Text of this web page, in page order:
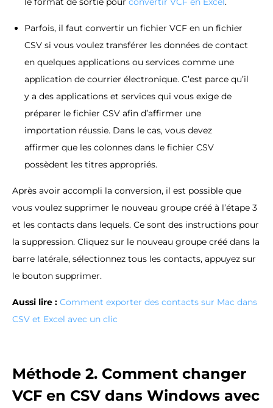
Parfois, il faut convertir un fichier VCF en un fichier
CSV si vous voulez transférer les données de contact
en quelques applications ou services comme une
application de courrier électronique. C’est parce qu’il
y a des applications et services qui vous exige de
préparer le fichier CSV afin d’affirmer une
importation réussie. Dans le cas, vous devez
affirmer que les colonnes dans le fichier CSV
possèdent les titres appropriés.
Après avoir accompli la conversion, il est possible que
vous voulez supprimer le nouveau groupe créé à l’étape 3
et les contacts dans lequels. Ce sont des instructions pour
la suppression. Cliquez sur le nouveau groupe créé dans la
barre latérale, sélectionnez tous les contacts, appuyez sur
le bouton supprimer.
Aussi lire : Comment exporter des contacts sur Mac dans
CSV et Excel avec un clic
Méthode 2. Comment changer
VCF en CSV dans Windows avec